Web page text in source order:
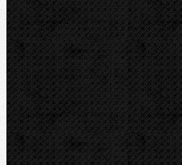
Kleště na trapézové
Příslušenství
Ohýbačky
Vyhrdlovače